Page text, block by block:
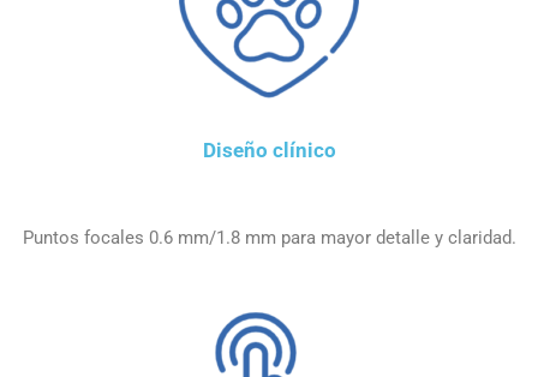
Diseño clínico
Puntos focales 0.6 mm/1.8 mm para mayor detalle y claridad.